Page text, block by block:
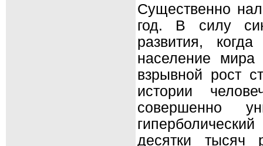
Существенно
год. В силу
развития,
население мира
взрывной рост
истории
совершенно
десятки тысяч